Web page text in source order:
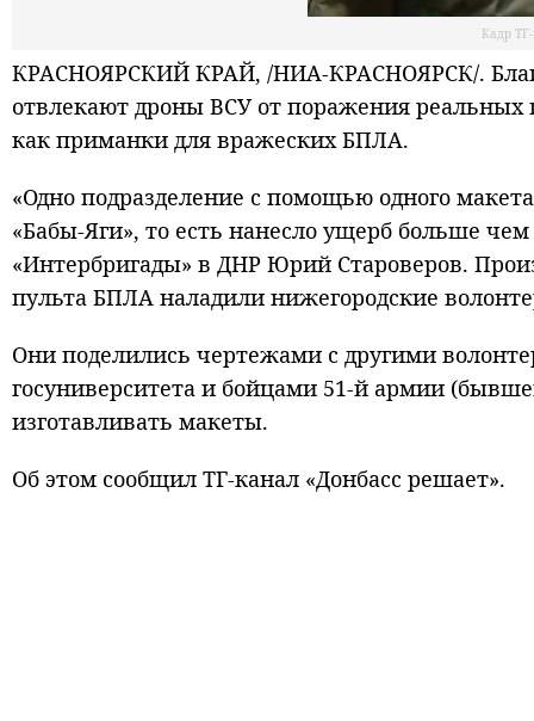
Кадр
КРАСНОЯРСКИЙ КРАЙ, /НИА-КРАСНОЯРСК/.
отвлекают дроны ВСУ от поражения
как приманки для вражеских БПЛА.
«Одно подразделение с помощью одного
«Бабы-Яги», то есть нанесло ущерб больше
«Интербригады» в ДНР Юрий Староверов.
пульта БПЛА наладили нижегородские
Они поделились чертежами с другими
госуниверситета и бойцами 51-й армии
изготавливать макеты.
Об этом сообщил ТГ-канал «Донбасс решает».